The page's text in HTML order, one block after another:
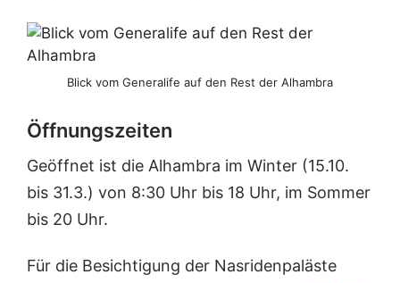
Blick vom Generalife auf den Rest der Alhambra
Öffnungszeiten
Geöffnet ist die Alhambra im Winter (15.10.
bis 31.3.) von 8:30 Uhr bis 18 Uhr, im Sommer
bis 20 Uhr.
Für die Besichtigung der Nasridenpaläste